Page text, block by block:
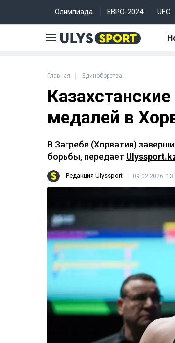
Олимпиада ЕВРО-2024 UFC
Главная Единоборства
медалей в
В Загребе (Хорватия)
борьбы, передает
Редакция Ulyssport 09.02.2026,